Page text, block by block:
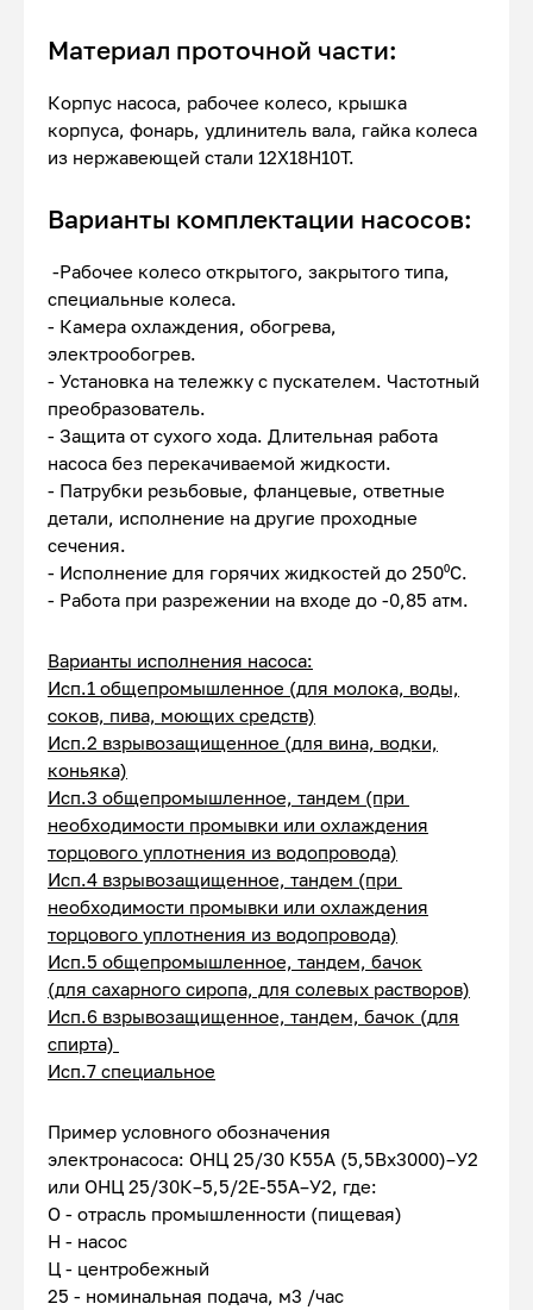
Материал проточной части:
Корпус насоса, рабочее колесо, крышка
корпуса, фонарь, удлинитель вала, гайка колеса
из нержавеющей стали 12Х18Н10Т.
Варианты комплектации насосов:
-Рабочее колесо открытого, закрытого типа,
специальные колеса.
- Камера охлаждения, обогрева,
электрообогрев.
- Установка на тележку с пускателем. Частотный
преобразователь.
- Защита от сухого хода. Длительная работа
насоса без перекачиваемой жидкости.
- Патрубки резьбовые, фланцевые, ответные
детали, исполнение на другие проходные
сечения.
- Исполнение для горячих жидкостей до 250⁰С.
- Работа при разрежении на входе до -0,85 атм.
Варианты исполнения насоса:
Исп.1 общепромышленное (для молока, воды,
соков, пива, моющих средств)
Исп.2 взрывозащищенное (для вина, водки,
коньяка)
Исп.3 общепромышленное, тандем (при
необходимости промывки или охлаждения
торцового уплотнения из водопровода)
Исп.4 взрывозащищенное, тандем (при
необходимости промывки или охлаждения
торцового уплотнения из водопровода)
Исп.5 общепромышленное, тандем, бачок
(для сахарного сиропа, для солевых растворов)
Исп.6 взрывозащищенное, тандем, бачок (для
спирта)
Исп.7 специальное
Пример условного обозначения
электронасоса: ОНЦ 25/30 К55А (5,5Вх3000)–У2
или ОНЦ 25/30К–5,5/2Е-55А–У2, где:
О - отрасль промышленности (пищевая)
Н - насос
Ц - центробежный
25 - номинальная подача, м3 /час